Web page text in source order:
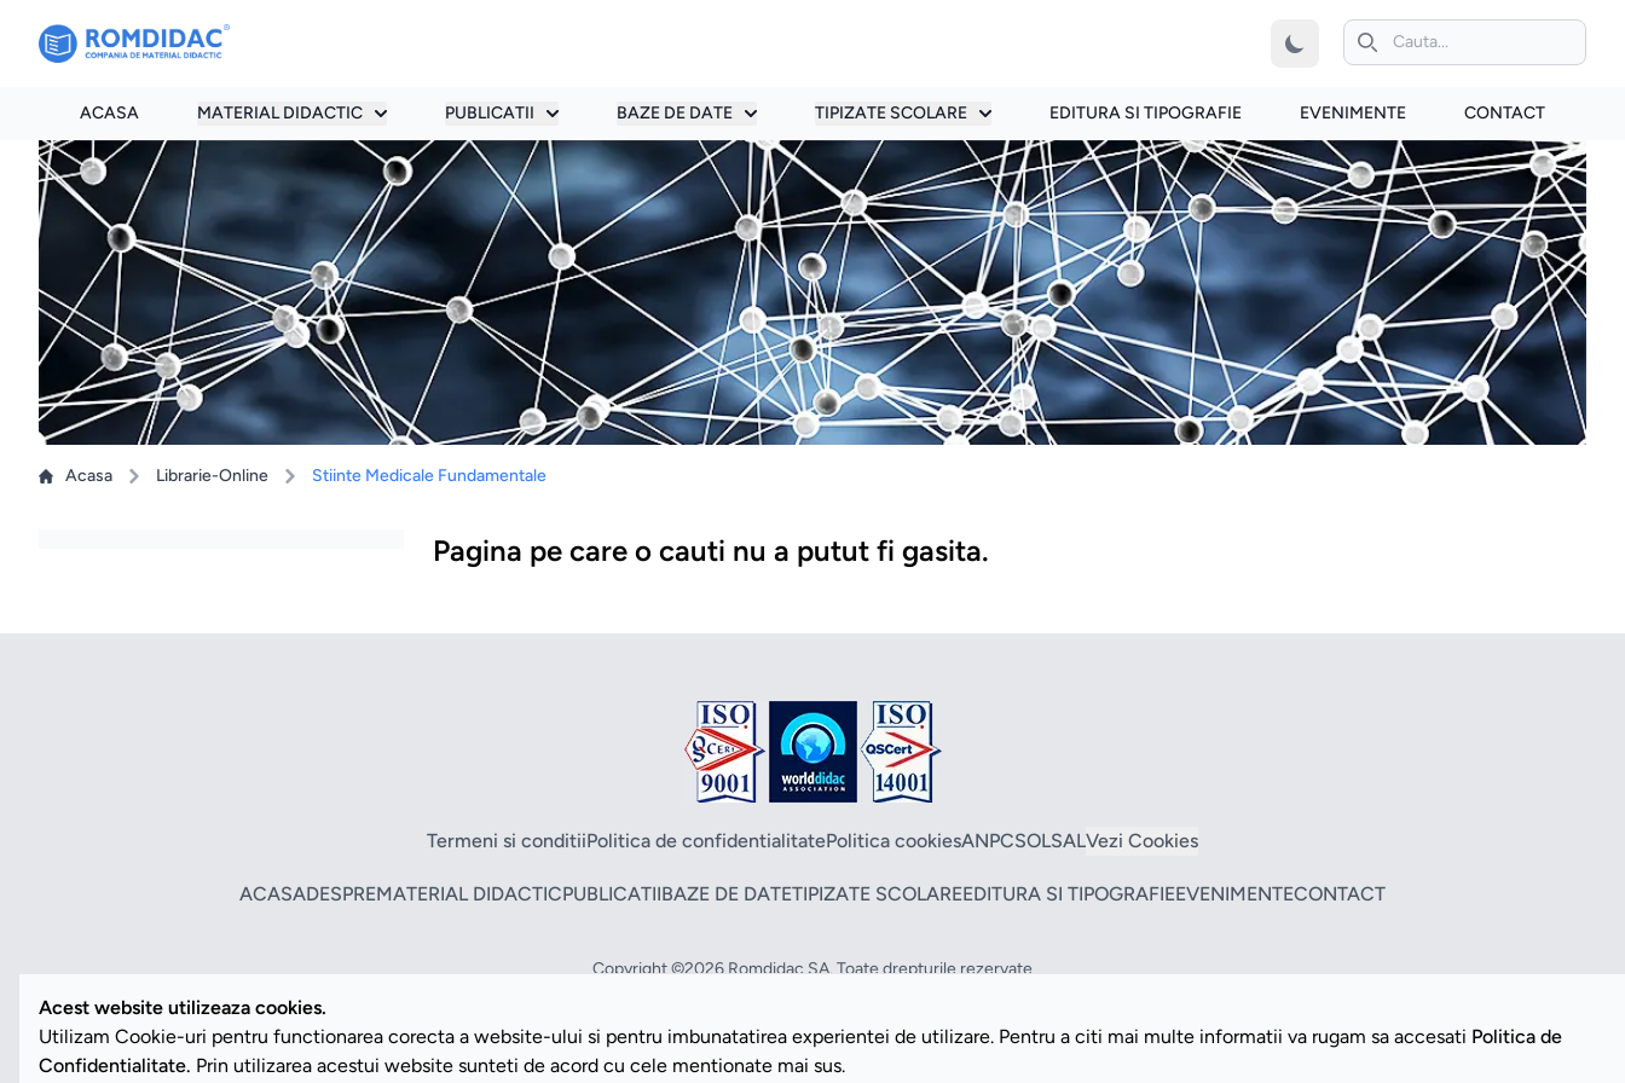
iconita de cautare
ACASA MATERIAL DIDACTIC PUBLICATII BAZE DE DATE TIPIZATE SCOLARE EDITURA SI TIPOGRAFIE EVENIMENTE CONTACT
Acasa Librarie-Online Stiinte Medicale Fundamentale
Pagina pe care o cauti nu a putut fi gasita.
Termeni si conditiiPolitica de confidentialitatePolitica cookiesANPCSOLSAL Vezi Cookies
ACASADESPREMATERIAL DIDACTICPUBLICATIIBAZE DE DATETIPIZATE SCOLAREEDITURA SI TIPOGRAFIEEVENIMENTECONTACT
Copyright ©2026 Romdidac SA. Toate drepturile rezervate
Acest website utilizeaza cookies.
Utilizam Cookie-uri pentru functionarea corecta a website-ului si pentru imbunatatirea experientei de utilizare. Pentru a citi mai multe informatii va rugam sa accesati Politica de
Confidentialitate. Prin utilizarea acestui website sunteti de acord cu cele mentionate mai sus.